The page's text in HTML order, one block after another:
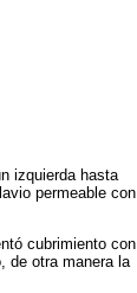
izquierda hasta
permeable con
cubrimiento con
de otra manera la